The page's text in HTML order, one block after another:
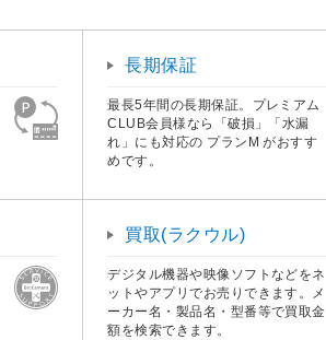
長期保証
最長5年間の長期保証。プレミアム
CLUB会員様なら「破損」「水漏
れ」にも対応の プランM がおすす
めです。
買取(ラクウル)
デジタル機器や映像ソフトなどをネ
ットやアプリでお売りできます。メ
ーカー名・製品名・型番等で買取金
額を検索できます。